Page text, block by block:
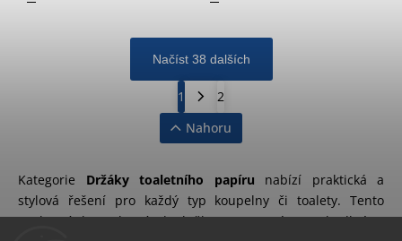
Načíst 38 dalších
1
2
Nahoru
Kategorie Držáky toaletního papíru nabízí praktická a
stylová řešení pro každý typ koupelny či toalety. Tento
nezbytný koupelnový doplněk se postará o pohodlné a